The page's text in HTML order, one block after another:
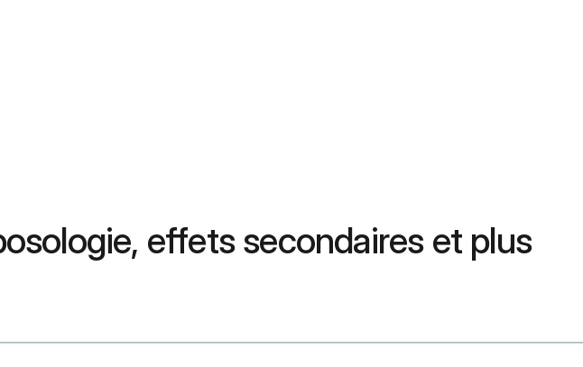
effets secondaires et plus